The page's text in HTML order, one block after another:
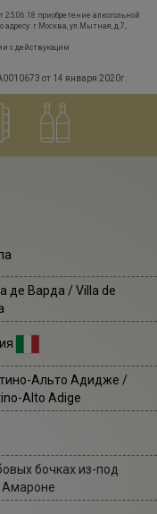
приобретение алкогольной
адресу: г.Москва, ул.Мытная, д.7,
с действующим
от 14 января 2020г.
де Варда / Villa de
Альто Адидже /
Alto Adige
бочках из-под
Амароне